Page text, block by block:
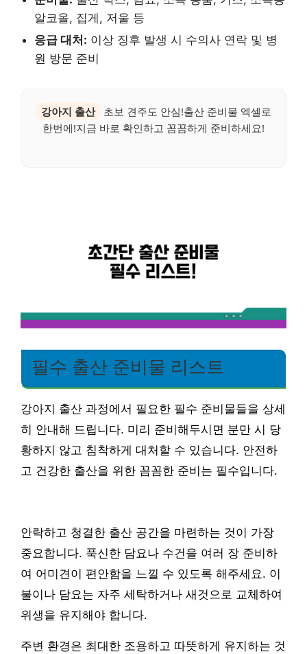
알코올, 집게, 저울 등
응급 대처: 이상 징후 발생 시 수의사 연락 및 병
원 방문 준비
강아지 출산
초보 견주도 안심!출산 준비물 엑셀로
한번에!지금 바로 확인하고 꼼꼼하게 준비하세요!
필수 출산 준비물 리스트
강아지 출산 과정에서 필요한 필수 준비물들을 상세
히 안내해 드립니다. 미리 준비해두시면 분만 시 당
황하지 않고 침착하게 대처할 수 있습니다. 안전하
고 건강한 출산을 위한 꼼꼼한 준비는 필수입니다.
안락하고 청결한 출산 공간을 마련하는 것이 가장
중요합니다. 푹신한 담요나 수건을 여러 장 준비하
여 어미견이 편안함을 느낄 수 있도록 해주세요. 이
불이나 담요는 자주 세탁하거나 새것으로 교체하여
위생을 유지해야 합니다.
주변 환경은 최대한 조용하고 따뜻하게 유지하는 것